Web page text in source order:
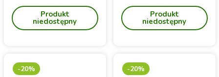
cery mieszanej marki
Fitomed
Produkt
niedostępny
odżywczy, regenerujący
krem do codziennej
pielęgnacji cery dojrzałej
Produkt
niedostępny
-20% -20%